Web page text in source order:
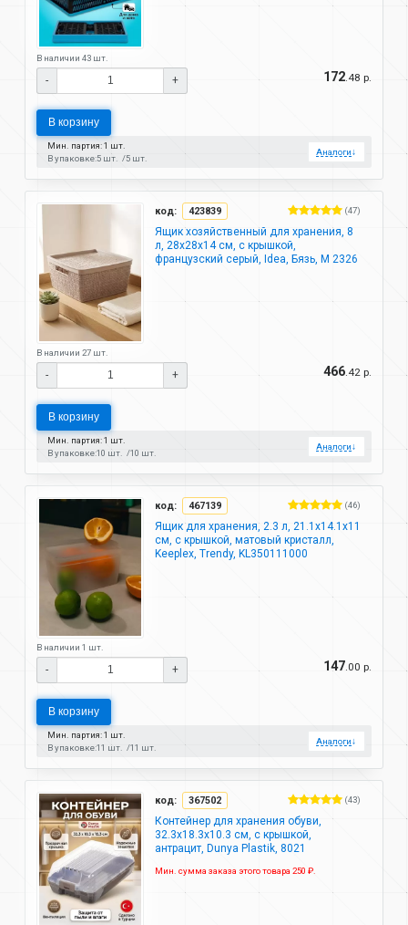
В наличии 43 шт.
- + 172 .48 р.
В корзину
Мин. партия: 1 шт.
В упаковке:5 шт. 5 шт.
Аналоги↓
код: 423839 (47)
Ящик хозяйственный для хранения, 8
л, 28х28х14 см, с крышкой,
французcкий серый, Idea, Бязь, М 2326
В наличии 27 шт.
- + 466 .42 р.
В корзину
Мин. партия: 1 шт.
В упаковке:10 шт. 10 шт.
Аналоги↓
код: 467139 (46)
Ящик для хранения, 2.3 л, 21.1х14.1х11
см, с крышкой, матовый кристалл,
Keeplex, Trendy, KL350111000
В наличии 1 шт.
- + 147 .00 р.
В корзину
Мин. партия: 1 шт.
В упаковке:11 шт. 11 шт.
Аналоги↓
код: 367502 (43)
Контейнер для хранения обуви,
32.3х18.3х10.3 см, с крышкой,
антрацит, Dunya Plastik, 8021
Мин. сумма заказа этого товара 250 ₽.